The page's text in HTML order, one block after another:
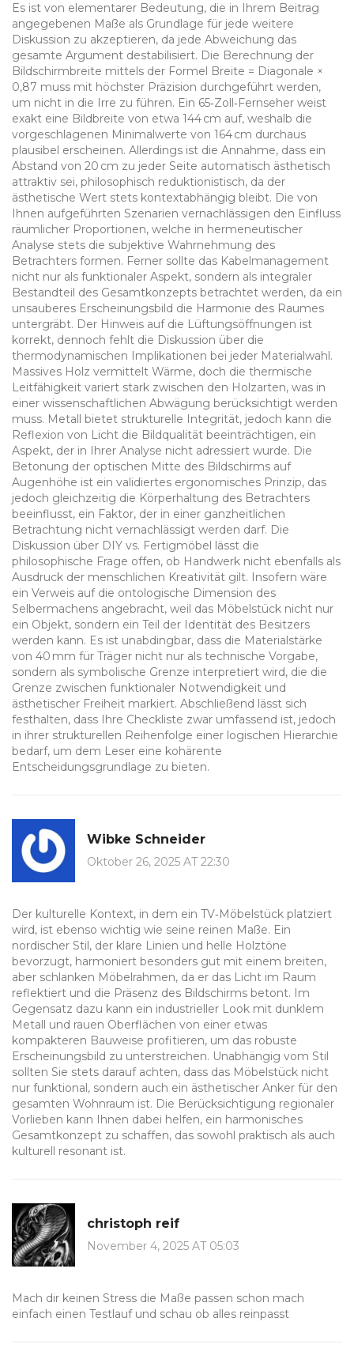
Es ist von elementarer Bedeutung, die in Ihrem Beitrag
angegebenen Maße als Grundlage für jede weitere
Diskussion zu akzeptieren, da jede Abweichung das
gesamte Argument destabilisiert. Die Berechnung der
Bildschirmbreite mittels der Formel Breite = Diagonale ×
0,87 muss mit höchster Präzision durchgeführt werden,
um nicht in die Irre zu führen. Ein 65‑Zoll‑Fernseher weist
exakt eine Bildbreite von etwa 144 cm auf, weshalb die
vorgeschlagenen Minimalwerte von 164 cm durchaus
plausibel erscheinen. Allerdings ist die Annahme, dass ein
Abstand von 20 cm zu jeder Seite automatisch ästhetisch
attraktiv sei, philosophisch reduktionistisch, da der
ästhetische Wert stets kontextabhängig bleibt. Die von
Ihnen aufgeführten Szenarien vernachlässigen den Einfluss
räumlicher Proportionen, welche in hermeneutischer
Analyse stets die subjektive Wahrnehmung des
Betrachters formen. Ferner sollte das Kabelmanagement
nicht nur als funktionaler Aspekt, sondern als integraler
Bestandteil des Gesamtkonzepts betrachtet werden, da ein
unsauberes Erscheinungsbild die Harmonie des Raumes
untergräbt. Der Hinweis auf die Lüftungsöffnungen ist
korrekt, dennoch fehlt die Diskussion über die
thermodynamischen Implikationen bei jeder Materialwahl.
Massives Holz vermittelt Wärme, doch die thermische
Leitfähigkeit variert stark zwischen den Holzarten, was in
einer wissenschaftlichen Abwägung berücksichtigt werden
muss. Metall bietet strukturelle Integrität, jedoch kann die
Reflexion von Licht die Bildqualität beeinträchtigen, ein
Aspekt, der in Ihrer Analyse nicht adressiert wurde. Die
Betonung der optischen Mitte des Bildschirms auf
Augenhöhe ist ein validiertes ergonomisches Prinzip, das
jedoch gleichzeitig die Körperhaltung des Betrachters
beeinflusst, ein Faktor, der in einer ganzheitlichen
Betrachtung nicht vernachlässigt werden darf. Die
Diskussion über DIY vs. Fertigmöbel lässt die
philosophische Frage offen, ob Handwerk nicht ebenfalls als
Ausdruck der menschlichen Kreativität gilt. Insofern wäre
ein Verweis auf die ontologische Dimension des
Selbermachens angebracht, weil das Möbelstück nicht nur
ein Objekt, sondern ein Teil der Identität des Besitzers
werden kann. Es ist unabdingbar, dass die Materialstärke
von 40 mm für Träger nicht nur als technische Vorgabe,
sondern als symbolische Grenze interpretiert wird, die die
Grenze zwischen funktionaler Notwendigkeit und
ästhetischer Freiheit markiert. Abschließend lässt sich
festhalten, dass Ihre Checkliste zwar umfassend ist, jedoch
in ihrer strukturellen Reihenfolge einer logischen Hierarchie
bedarf, um dem Leser eine kohärente
Entscheidungsgrundlage zu bieten.
Wibke Schneider
Oktober 26, 2025 AT 22:30
Der kulturelle Kontext, in dem ein TV‑Möbelstück platziert
wird, ist ebenso wichtig wie seine reinen Maße. Ein
nordischer Stil, der klare Linien und helle Holztöne
bevorzugt, harmoniert besonders gut mit einem breiten,
aber schlanken Möbelrahmen, da er das Licht im Raum
reflektiert und die Präsenz des Bildschirms betont. Im
Gegensatz dazu kann ein industrieller Look mit dunklem
Metall und rauen Oberflächen von einer etwas
kompakteren Bauweise profitieren, um das robuste
Erscheinungsbild zu unterstreichen. Unabhängig vom Stil
sollten Sie stets darauf achten, dass das Möbelstück nicht
nur funktional, sondern auch ein ästhetischer Anker für den
gesamten Wohnraum ist. Die Berücksichtigung regionaler
Vorlieben kann Ihnen dabei helfen, ein harmonisches
Gesamtkonzept zu schaffen, das sowohl praktisch als auch
kulturell resonant ist.
christoph reif
November 4, 2025 AT 05:03
Mach dir keinen Stress die Maße passen schon mach
einfach einen Testlauf und schau ob alles reinpasst